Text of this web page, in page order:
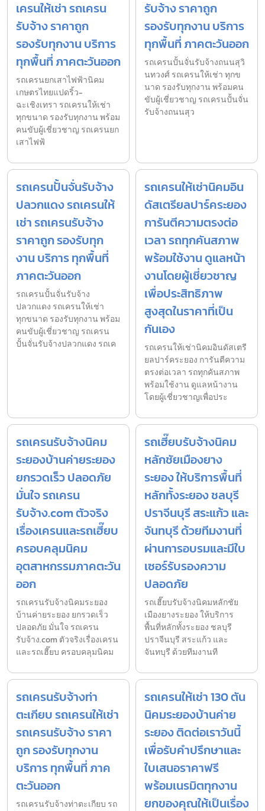
เครนให้เช่า รถเครน
รับจ้าง ราคาถูก
รองรับทุกงาน บริการ
ทุกพื้นที่ ภาคตะวันออก
รถเครนยกเสาไฟฟ้านิคม
เกษตรไทยแปดริ้ว-
ฉะเชิงเทรา รถเครนให้เช่า
ทุกขนาด รองรับทุกงาน พร้อม
คนขับผู้เชี่ยวชาญ รถเครนยก
เสาไฟฟ้
รับจ้าง ราคาถูก
รองรับทุกงาน บริการ
ทุกพื้นที่ ภาคตะวันออก
รถเครนปั้นจั่นรับจ้างถนนสุวิ
นทวงศ์ รถเครนให้เช่า ทุกข
นาด รองรับทุกงาน พร้อมคน
ขับผู้เชี่ยวชาญ รถเครนปั้นจั่น
รับจ้างถนนสุว
รถเครนปั้นจั่นรับจ้าง
ปลวกแดง รถเครนให้
เช่า รถเครนรับจ้าง
ราคาถูก รองรับทุก
งาน บริการ ทุกพื้นที่
ภาคตะวันออก
รถเครนปั้นจั่นรับจ้าง
ปลวกแดง รถเครนให้เช่า
ทุกขนาด รองรับทุกงาน พร้อม
คนขับผู้เชี่ยวชาญ รถเครน
ปั้นจั่นรับจ้างปลวกแดง รถเค
รถเครนให้เช่านิคมอิน
ดัสเตรียลปาร์คระยอง
การันตีความตรงต่อ
เวลา รถทุกคันสภาพ
พร้อมใช้งาน ดูแลหน้า
งานโดยผู้เชี่ยวชาญ
เพื่อประสิทธิภาพ
สูงสุดในราคาที่เป็น
กันเอง
รถเครนให้เช่านิคมอินดัสเตรี
ยลปาร์คระยอง การันตีความ
ตรงต่อเวลา รถทุกคันสภาพ
พร้อมใช้งาน ดูแลหน้างาน
โดยผู้เชี่ยวชาญเพื่อประ
รถเครนรับจ้างนิคม
ระยองบ้านค่ายระยอง
ยกรวดเร็ว ปลอดภัย
มั่นใจ รถเครน
รับจ้าง.com ตัวจริง
เรื่องเครนและรถเฮี๊ยบ
ครอบคลุมนิคม
อุตสาหกรรมภาคตะวัน
ออก
รถเครนรับจ้างนิคมระยอง
บ้านค่ายระยอง ยกรวดเร็ว
ปลอดภัย มั่นใจ รถเครน
รับจ้าง.com ตัวจริงเรื่องเครน
และรถเฮี๊ยบ ครอบคลุมนิคม
รถเฮี๊ยบรับจ้างนิคม
หลักชัยเมืองยาง
ระยอง ให้บริการพื้นที่
หลักทั้งระยอง ชลบุรี
ปราจีนบุรี สระแก้ว และ
จันทบุรี ด้วยทีมงานที่
ผ่านการอบรมและมีใบ
เซอร์รับรองความ
ปลอดภัย
รถเฮี๊ยบรับจ้างนิคมหลักชัย
เมืองยางระยอง ให้บริการ
พื้นที่หลักทั้งระยอง ชลบุรี
ปราจีนบุรี สระแก้ว และ
จันทบุรี ด้วยทีมงานที
รถเครนรับจ้างท่า
ตะเกียบ รถเครนให้เช่า
รถเครนรับจ้าง ราคา
ถูก รองรับทุกงาน
บริการ ทุกพื้นที่ ภาค
ตะวันออก
รถเครนรับจ้างท่าตะเกียบ รถ
รถเครนให้เช่า 130 ตัน
นิคมระยองบ้านค่าย
ระยอง ติดต่อเราวันนี้
เพื่อรับคำปรึกษาและ
ใบเสนอราคาฟรี
พร้อมเนรมิตทุกงาน
ยกของคุณให้เป็นเรื่อง